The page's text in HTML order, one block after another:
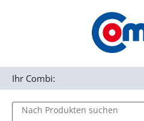
Zur Navigation springen
Nach Produkten suchen
Ihr Combi: